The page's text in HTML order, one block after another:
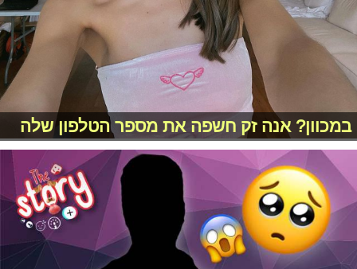
במכוון? אנה זק חשפה את מספר הטלפון שלה